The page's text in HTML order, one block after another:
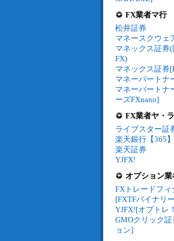
FX業者マ行
松井証券
マネースクウェ
マネックス証券
FX)
マネックス証券
マネーパートナ
マネーパートナ
ーズFXnano]
FX業者ヤ・
ライブスター証
楽天銀行【365】
楽天証券
YJFX!
オプション業
FXトレードフィ
[FXTFバイナリ
YJFX![オプトレ
GMOクリック
ョン]